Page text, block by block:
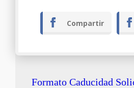
Compartir
Formato Caducidad